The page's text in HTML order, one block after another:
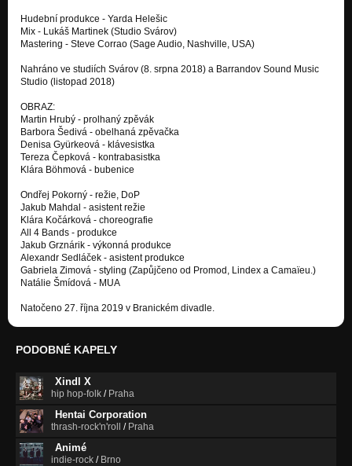
Hudební produkce - Yarda Helešic
Mix - Lukáš Martinek (Studio Svárov)
Mastering - Steve Corrao (Sage Audio, Nashville, USA)
Nahráno ve studiích Svárov (8. srpna 2018) a Barrandov Sound Music
Studio (listopad 2018)
OBRAZ:
Martin Hrubý - prolhaný zpěvák
Barbora Šedivá - obelhaná zpěvačka
Denisa Gyürkeová - klávesistka
Tereza Čepková - kontrabasistka
Klára Böhmová - bubenice
Ondřej Pokorný - režie, DoP
Jakub Mahdal - asistent režie
Klára Kočárková - choreografie
All 4 Bands - produkce
Jakub Grznárik - výkonná produkce
Alexandr Sedláček - asistent produkce
Gabriela Zimová - styling (Zapůjčeno od Promod, Lindex a Camaïeu.)
Natálie Šmídová - MUA
Natočeno 27. října 2019 v Branickém divadle.
PODOBNÉ KAPELY
Xindl X
hip hop-folk / Praha
Hentai Corporation
thrash-rock'n'roll / Praha
Animé
indie-rock / Brno